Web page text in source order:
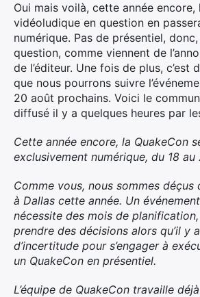
Oui mais voilà, cette année encore,
vidéoludique en question en
numérique. Pas de présentiel,
question, comme viennent de
de l’éditeur. Une fois de plus, c’est
que nous pourrons suivre
20 août prochains. Voici le
diffusé il y a quelques heures par
Cette année encore, la QuakeCon
exclusivement numérique, du 18
Comme vous, nous sommes déçus
à Dallas cette année. Un
nécessite des mois de
prendre des décisions alors qu’il y
d’incertitude pour s’engager à
un QuakeCon en présentiel.
L’équipe de QuakeCon travaille